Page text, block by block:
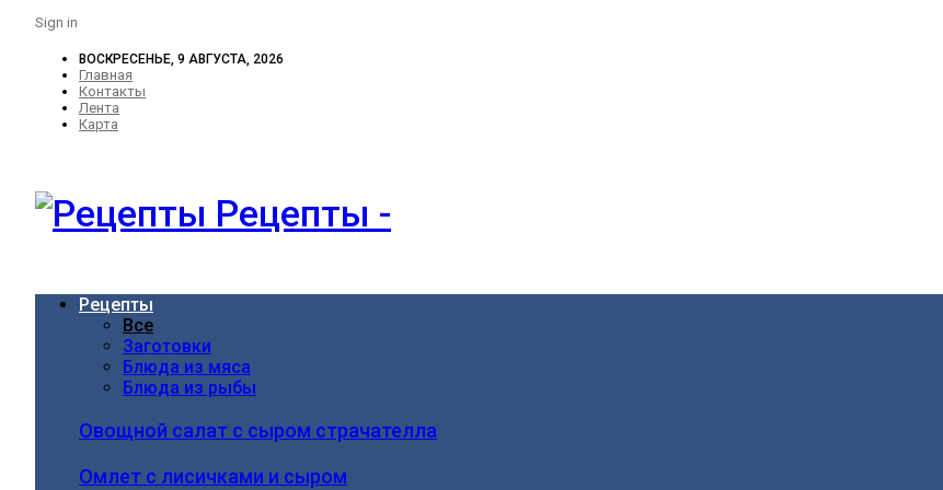
Sign in
ВОСКРЕСЕНЬЕ, 9 АВГУСТА, 2026
Главная
Контакты
Лента
Карта
Рецепты -
Рецепты
Все
Заготовки
Блюда из мяса
Блюда из рыбы
Овощной салат с сыром страчателла
Омлет с лисичками и сыром